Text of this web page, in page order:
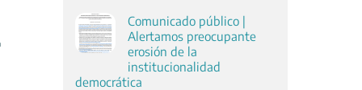
Comunicado público |
Alertamos preocupante
erosión de la
institucionalidad
democrática